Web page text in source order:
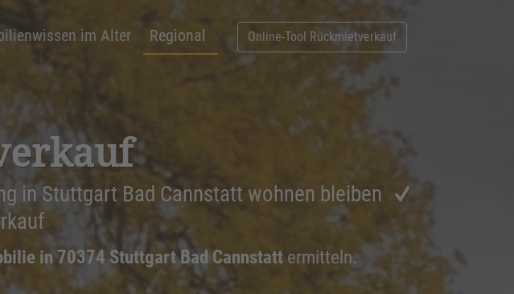
im Alter Regional Online-Tool Rückmietverkauf
in Stuttgart Bad Cannstatt wohnen bleiben
in 70374 Stuttgart Bad Cannstattermitteln.